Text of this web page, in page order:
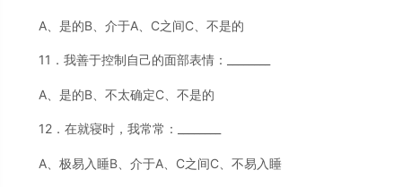
A、是的B、介于A、C之间C、不是的
11．我善于控制自己的面部表情：________
A、是的B、不太确定C、不是的
12．在就寝时，我常常：________
A、极易入睡B、介于A、C之间C、不易入睡